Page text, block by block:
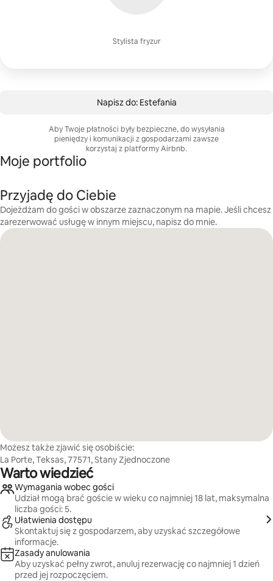
Stylista fryzur
Napisz do: Estefania
Aby Twoje płatności były bezpieczne, do wysyłania
pieniędzy i komunikacji z gospodarzami zawsze
korzystaj z platformy Airbnb.
Moje portfolio
Przyjadę do Ciebie
Dojeżdżam do gości w obszarze zaznaczonym na mapie. Jeśli chcesz
zarezerwować usługę w innym miejscu, napisz do mnie.
Możesz także zjawić się osobiście:
La Porte, Teksas, 77571, Stany Zjednoczone
Warto wiedzieć
Wymagania wobec gości
Udział mogą brać goście w wieku co najmniej 18 lat, maksymalna
liczba gości: 5.
Ułatwienia dostępu
Skontaktuj się z gospodarzem, aby uzyskać szczegółowe
informacje.
Zasady anulowania
Aby uzyskać pełny zwrot, anuluj rezerwację co najmniej 1 dzień
przed jej rozpoczęciem.